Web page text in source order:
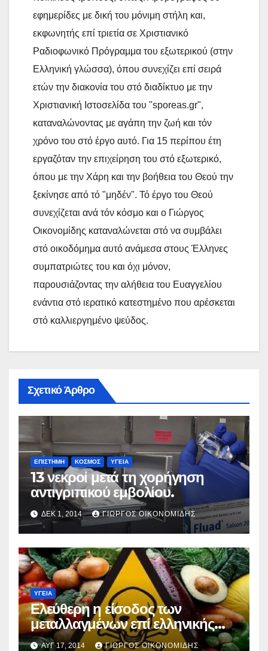
εφημερίδες με δική του μόνιμη στήλη και,
εκφωνητής επί τριετία σε Χριστιανικό
Ραδιοφωνικό Πρόγραμμα του εξωτερικού (στην
Ελληνική γλώσσα), όπου συνεχίζει επί σειρά
ετών την διακονία του στό διαδίκτυο με την
Χριστιανική Ιστοσελίδα του "sporeas.gr",
καταναλώνοντας με αγάπη την ζωή και τόν
χρόνο του στό έργο αυτό. Για 15 περίπου έτη
εργαζόταν την επιχείρηση του στό εξωτερικό,
όπου με την Χάρη και την βοήθεια του Θεού την
ξεκίνησε από τό "μηδέν". Τό έργο του Θεού
συνεχίζεται ανά τόν κόσμο και ο Γιώργος
Οικονομίδης καταναλώνεται στό να συμβάλει
στό οικοδόμημα αυτό ανάμεσα στους Έλληνες
συμπατριώτες του και όχι μόνον,
παρουσιάζοντας την αλήθεια του Ευαγγελίου
ενάντια στό ιερατικό κατεστημένο που αρέσκεται
στό καλλιεργημένο ψεύδος.
Σχετικό Άρθρο
ΕΠΙΣΤΗΜΗ ΚΟΣΜΟΣ ΥΓΕΙΑ
13 νεκροί μετά τη χορήγηση
αντιγριπικού εμβολίου.
ΔΕΚ 1, 2014 ΓΙΏΡΓΟΣ ΟΙΚΟΝΟΜΊΔΗΣ
ΥΓΕΙΑ
Ελεύθερη η είσοδος των
μεταλλαγμένων επί ελληνικής
προεδρείας.
ΑΥΓ 17, 2014 ΓΙΏΡΓΟΣ ΟΙΚΟΝΟΜΊΔΗΣ